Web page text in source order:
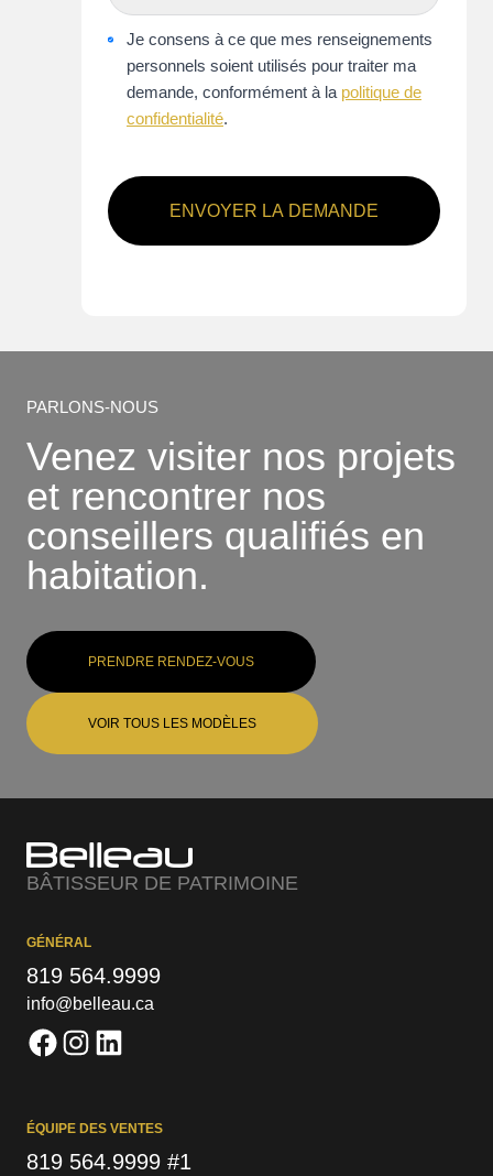
Je consens à ce que mes renseignements
personnels soient utilisés pour traiter ma
demande, conformément à la politique de
confidentialité.
ENVOYER LA DEMANDE
PARLONS-NOUS
Venez visiter nos projets
et rencontrer nos
conseillers qualifiés en
habitation.
PRENDRE RENDEZ-VOUS
VOIR TOUS LES MODÈLES
BÂTISSEUR DE PATRIMOINE
GÉNÉRAL
819 564.9999
info@belleau.ca
ÉQUIPE DES VENTES
819 564.9999 #1